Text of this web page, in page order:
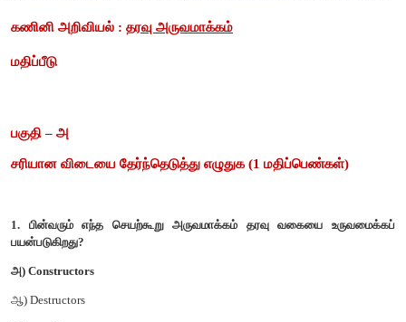
கணினி அறிவியல் :
பகுதி – அ
சரியான விடையை தேர்ந்தெடுத்து எழுதுக (1